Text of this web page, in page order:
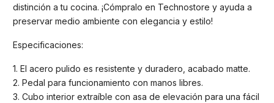
distinción a tu cocina. ¡Cómpralo en Technostore y ayuda a
preservar medio ambiente con elegancia y estilo!
Especificaciones:
1. El acero pulido es resistente y duradero, acabado matte.
2. Pedal para funcionamiento con manos libres.
3. Cubo interior extraíble con asa de elevación para una fácil